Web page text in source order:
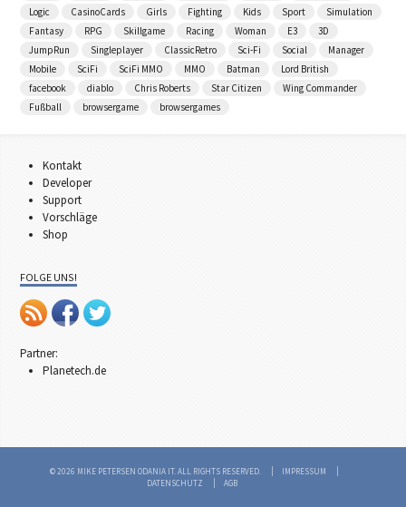
Logic
CasinoCards Girls Fighting Kids Sport
Simulation
Fantasy
RPG Skillgame Racing Woman E3
3D
JumpRun
Singleplayer ClassicRetro Sci-Fi Social
Manager
Mobile
SciFi SciFi MMO MMO Batman
Lord British
facebook
diablo Chris Roberts Star Citizen
Wing Commander
Fußball
browsergame browsergames
Kontakt
Developer
Support
Vorschläge
Shop
FOLGE UNS!
Partner:
Planetech.de
© 2026 MIKE PETERSEN ODANIA IT. ALL RIGHTS RESERVED.
IMPRESSUM
DATENSCHUTZ
AGB